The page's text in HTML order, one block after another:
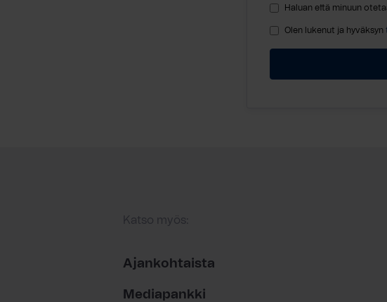
Haluan että minuun
Olen lukenut ja hyväksyn
Katso myös:
Ajankohtaista
Mediapankki